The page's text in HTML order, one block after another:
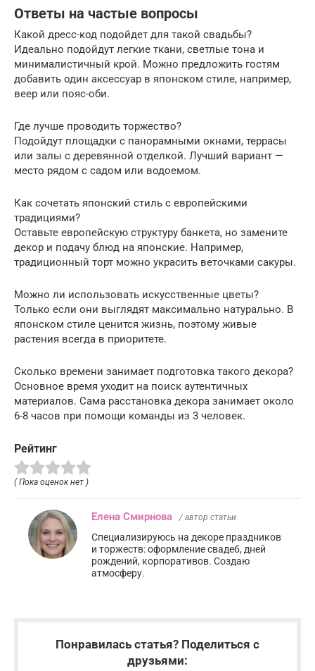
Ответы на частые вопросы
Какой дресс-код подойдет для такой свадьбы?
Идеально подойдут легкие ткани, светлые тона и
минималистичный крой. Можно предложить гостям
добавить один аксессуар в японском стиле, например,
веер или пояс-оби.
Где лучше проводить торжество?
Подойдут площадки с панорамными окнами, террасы
или залы с деревянной отделкой. Лучший вариант —
место рядом с садом или водоемом.
Как сочетать японский стиль с европейскими
традициями?
Оставьте европейскую структуру банкета, но замените
декор и подачу блюд на японские. Например,
традиционный торт можно украсить веточками сакуры.
Можно ли использовать искусственные цветы?
Только если они выглядят максимально натурально. В
японском стиле ценится жизнь, поэтому живые
растения всегда в приоритете.
Сколько времени занимает подготовка такого декора?
Основное время уходит на поиск аутентичных
материалов. Сама расстановка декора занимает около
6-8 часов при помощи команды из 3 человек.
Рейтинг
( Пока оценок нет )
Елена Смирнова / автор статьи
Специализируюсь на декоре праздников
и торжеств: оформление свадеб, дней
рождений, корпоративов. Создаю
атмосферу.
Понравилась статья? Поделиться с
друзьями: